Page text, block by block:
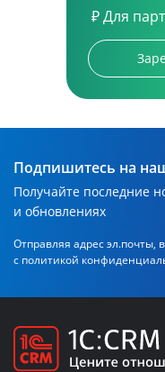
₽Для
Подпишитесь на
Получайте последние
и обновлениях
Отправляя адрес эл.почты,
с политикой